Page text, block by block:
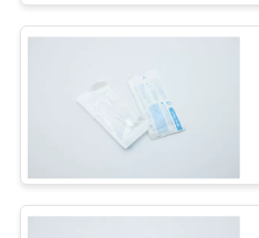
NOUS
NOUVELLES
UNE